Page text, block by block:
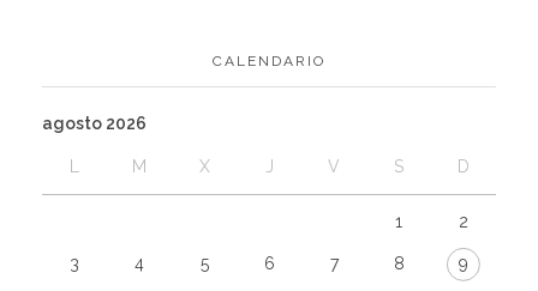
CALENDARIO
agosto 2026
L M X J V S D
1 2
3 4 5 6 7 8 9